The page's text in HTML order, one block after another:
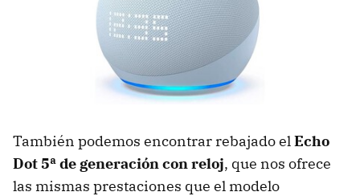
También podemos encontrar rebajado elEcho
Dot 5ª de generación con reloj, que nos ofrece
las mismas prestaciones que el modelo